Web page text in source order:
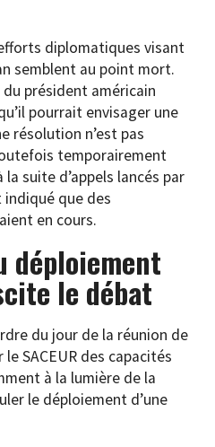
diplomatiques visant
semblent au point mort.
président américain
pourrait envisager une
résolution n’est pas
temporairement
suite d’appels lancés par
que des
en cours.
déploiement
le débat
du jour de la réunion de
SACEUR des capacités
à la lumière de la
le déploiement d’une